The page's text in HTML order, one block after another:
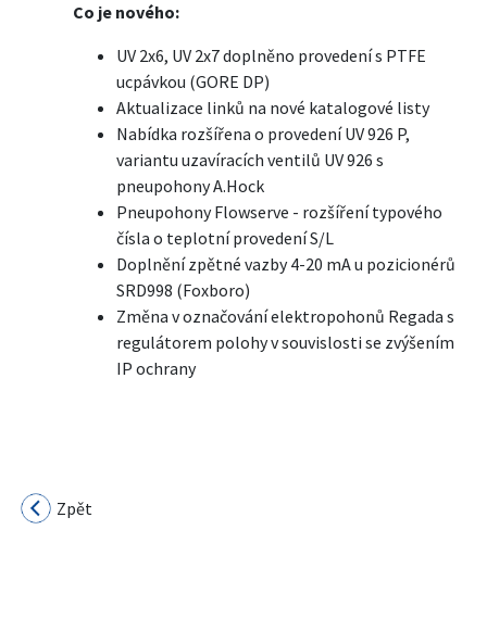
Co je nového:
UV 2x6, UV 2x7 doplněno provedení s PTFE
ucpávkou (GORE DP)
Aktualizace linků na nové katalogové listy
Nabídka rozšířena o provedení UV 926 P,
variantu uzavíracích ventilů UV 926 s
pneupohony A.Hock
Pneupohony Flowserve - rozšíření typového
čísla o teplotní provedení S/L
Doplnění zpětné vazby 4-20 mA u pozicionérů
SRD998 (Foxboro)
Změna v označování elektropohonů Regada s
regulátorem polohy v souvislosti se zvýšením
IP ochrany
Zpět